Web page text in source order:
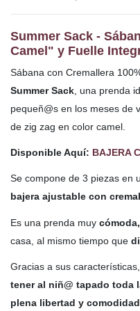
Summer Sack -
Camel" y Fuelle
Sábana con Cremallera
Summer Sack una prenda
pequeñ@s en los meses de
de zig zag en color camel.
Disponible Aquí: BAJERA
Se compone de 3 piezas en
bajera ajustable con
Es una prenda muy
casa, al mismo tiempo que
Gracias a sus
tener al niñ@ tapado toda
plena libertad y